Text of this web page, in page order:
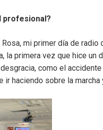
profesional?
mi primer día de radio
la primera vez que hice un
como el
haciendo sobre la